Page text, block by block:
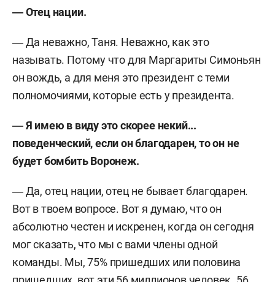
― Отец нации.
― Да неважно, Таня. Неважно, как это
называть. Потому что для Маргариты Симоньян
он вождь, а для меня это президент с теми
полномочиями, которые есть у президента.
― Я имею в виду это скорее некий...
поведенческий, если он благодарен, то он не
будет бомбить Воронеж.
― Да, отец нации, отец не бывает благодарен.
Вот в твоем вопросе. Вот я думаю, что он
абсолютно честен и искренен, когда он сегодня
мог сказать, что мы с вами члены одной
команды. Мы, 75% пришедших или половина